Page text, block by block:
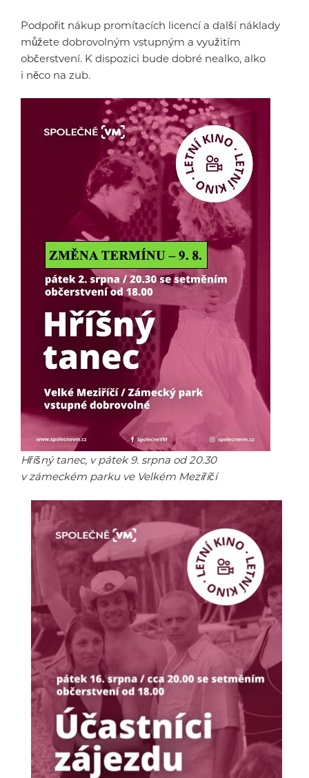
Podpořit nákup promítacích licencí a další náklady
můžete dobrovolným vstupným a využitím
občerstvení. K dispozici bude dobré nealko, alko
i něco na zub.
Hříšný tanec, v pátek 9. srpna od 20.30
v zámeckém parku ve Velkém Meziříčí